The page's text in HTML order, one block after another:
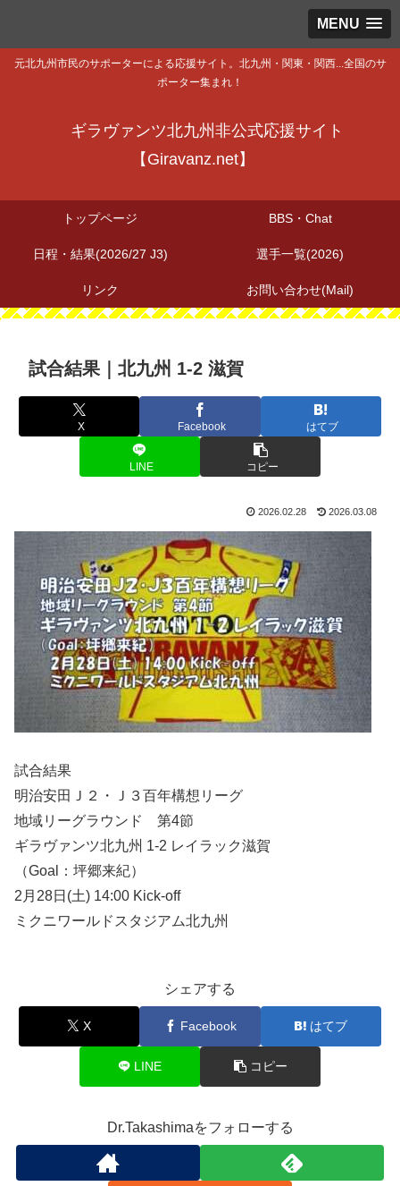
MENU
元北九州市民のサポーターによる応援サイト。北九州・関東・関西...全国のサ
ポーター集まれ！
ギラヴァンツ北九州非公式応援サイト
【Giravanz.net】
トップページ BBS・Chat
日程・結果(2026/27 J3) 選手一覧(2026)
リンク お問い合わせ(Mail)
試合結果｜北九州 1-2 滋賀
X Facebook はてブ
LINE コピー
2026.02.28 2026.03.08
試合結果
明治安田Ｊ２・Ｊ３百年構想リーグ
地域リーグラウンド 第4節
ギラヴァンツ北九州 1-2 レイラック滋賀
（Goal：坪郷来紀）
2月28日(土) 14:00 Kick-off
ミクニワールドスタジアム北九州
シェアする
X Facebook はてブ
LINE コピー
Dr.Takashimaをフォローする